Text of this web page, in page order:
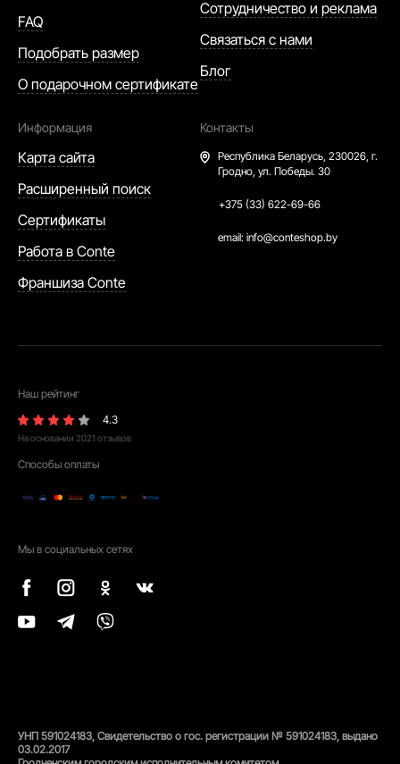
FAQ
Подобрать размер
О подарочном сертификате
Сотрудничество и реклама
Связаться с нами
Блог
Информация
Карта сайта
Расширенный поиск
Сертификаты
Работа в Conte
Франшиза Conte
Контакты
Республика Беларусь, 230026, г.
Гродно, ул. Победы. 30
+375 (33) 622-69-66
email: info@conteshop.by
Наш рейтинг
4.3
На основании 2021 отзывов
Способы оплаты
Мы в социальных сетях
УНП 591024183, Свидетельство о гос. регистрации № 591024183, выдано
03.02.2017